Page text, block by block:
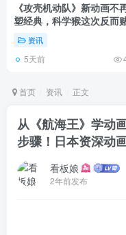
《攻壳机动队》新动画不
塑经典，科学猴这次反而
了！资讯
5天前
首页 资讯 正文
从《航海王》学动
步骤！日本资深动
看板娘
2年前发布